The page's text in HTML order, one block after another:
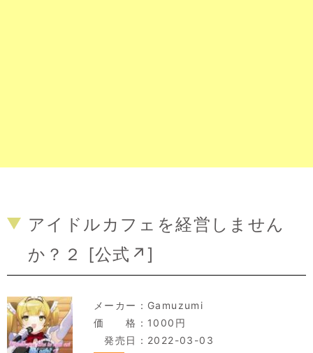
アイドルカフェを経営しません
か？２ [公式↗]
メーカー： Gamuzumi
価 格：1000円
発売日：2022-03-03